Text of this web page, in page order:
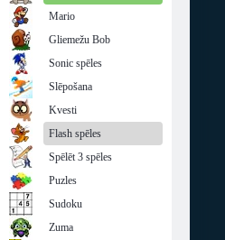
Mario
Gliemežu Bob
Sonic spēles
Slēpošana
Kvesti
Flash spēles
Spēlēt 3 spēles
Puzles
Sudoku
Zuma